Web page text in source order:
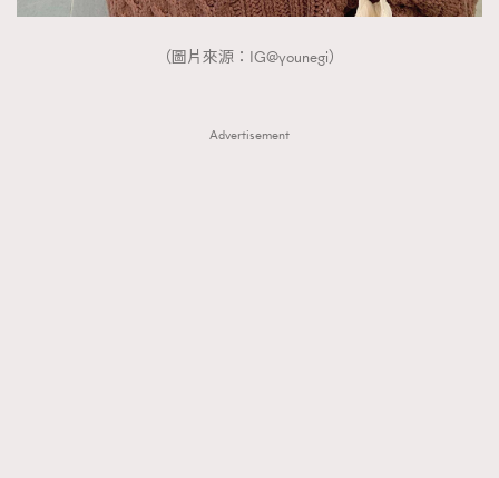
（圖片來源：IG@younegi）
Advertisement